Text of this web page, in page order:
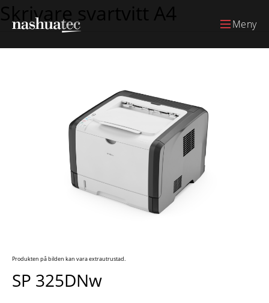
Meny
Skrivare svartvitt A4
Produkten på bilden kan vara extrautrustad.
SP 325DNw